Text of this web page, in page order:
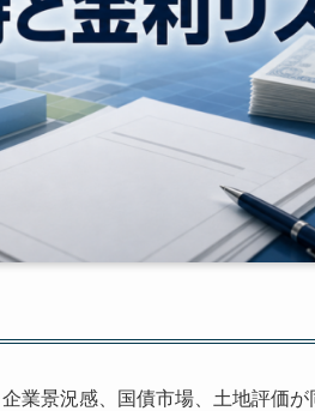
業景況感、国債市場、土地評価